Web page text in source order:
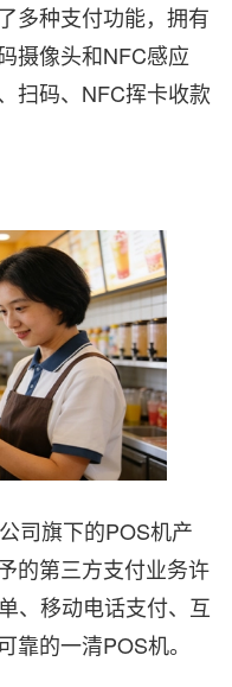
多种支付功能，拥有
摄像头和NFC感应
扫码、NFC挥卡收款
司旗下的POS机产
的第三方支付业务许
、移动电话支付、互
靠的一清POS机。